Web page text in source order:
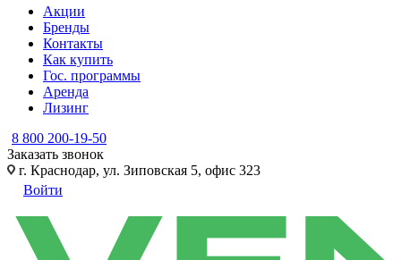
Акции
Бренды
Контакты
Как купить
Гос. программы
Аренда
Лизинг
8 800 200-19-50
Заказать звонок
г. Краснодар, ул. Зиповская 5, офис 323
Войти